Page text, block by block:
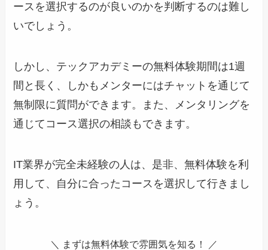
ースを選択するのが良いのかを判断するのは難し
いでしょう。
しかし、テックアカデミーの無料体験期間は1週
間と長く、しかもメンターにはチャットを通じて
無制限に質問ができます。また、メンタリングを
通じてコース選択の相談もできます。
IT業界が完全未経験の人は、是非、無料体験を利
用して、自分に合ったコースを選択して行きまし
ょう。
＼ まずは無料体験で雰囲気を知る！ ／